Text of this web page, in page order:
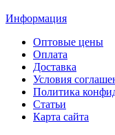
Информация
Оптовые цены
Оплата
Доставка
Условия
Политика
Статьи
Карта сайта